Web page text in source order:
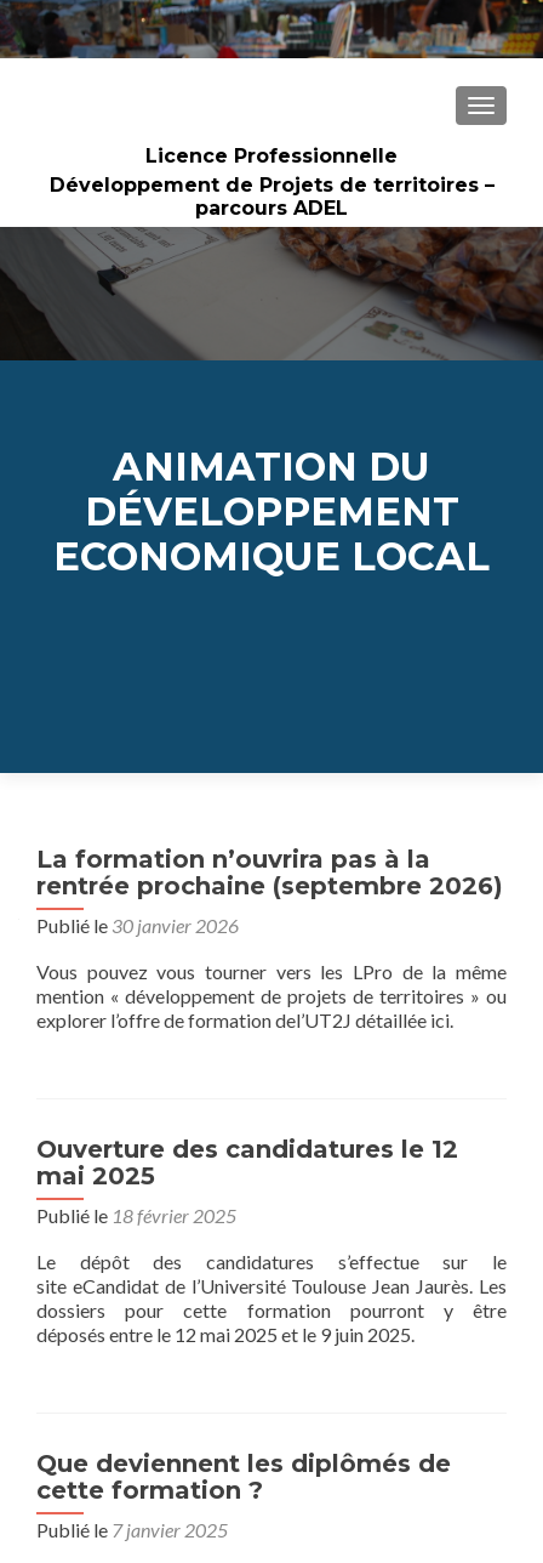
Licence Professionnelle mention développement de projets de
territoires parcours EDL
Licence Professionnelle
Développement de Projets de territoires –
parcours ADEL
ANIMATION DU
DÉVELOPPEMENT
ECONOMIQUE LOCAL
La formation n’ouvrira pas à la
rentrée prochaine (septembre 2026)
Publié le 30 janvier 2026
Vous pouvez vous tourner vers les LPro de la même
mention « développement de projets de territoires » ou
explorer l’offre de formation del’UT2J détaillée ici.
Ouverture des candidatures le 12
mai 2025
Publié le 18 février 2025
Le dépôt des candidatures s’effectue sur le
site eCandidat de l’Université Toulouse Jean Jaurès. Les
dossiers pour cette formation pourront y être
déposés entre le 12 mai 2025 et le 9 juin 2025.
Que deviennent les diplômés de
cette formation ?
Publié le 7 janvier 2025
Navigation
des
articles